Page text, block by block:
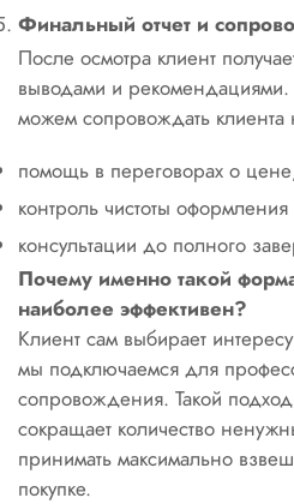
Финальный отчет и
После осмотра клиент
выводами и
можем сопровождать клиента
помощь в переговорах о
контроль чистоты
консультации до полного
Почему именно такой
наиболее эффективен?
Клиент сам выбирает
мы подключаемся для
сопровождения. Такой
сокращает количество
принимать максимально
покупке.